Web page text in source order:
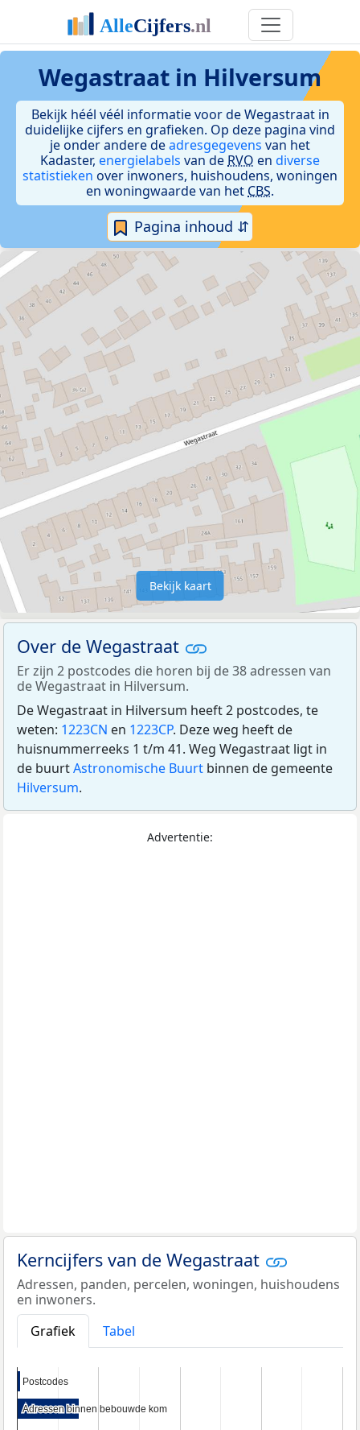
Wegastraat in Hilversum
Bekijk héél véél informatie voor de Wegastraat in
duidelijke cijfers en grafieken. Op deze pagina vind
je onder andere deadresgegevens van het
Kadaster, energielabels van de RVO en diverse
statistieken over inwoners, huishoudens, woningen
en woningwaarde van het CBS.
Pagina inhoud ⇵
Bekijk kaart
Over de Wegastraat
Er zijn 2 postcodes die horen bij de 38 adressen van
de Wegastraat in Hilversum.
De Wegastraat in Hilversum heeft 2 postcodes, te
weten: 1223CN en 1223CP. Deze weg heeft de
huisnummerreeks 1 t/m 41. Weg Wegastraat ligt in
de buurtAstronomische Buurt binnen de gemeente
Hilversum.
Advertentie:
Kerncijfers van de Wegastraat
Adressen, panden, percelen, woningen, huishoudens
en inwoners.
Grafiek
Tabel
Postcodes
Postcodes
Adressen binnen bebouwde kom
Adressen binnen bebouwde kom